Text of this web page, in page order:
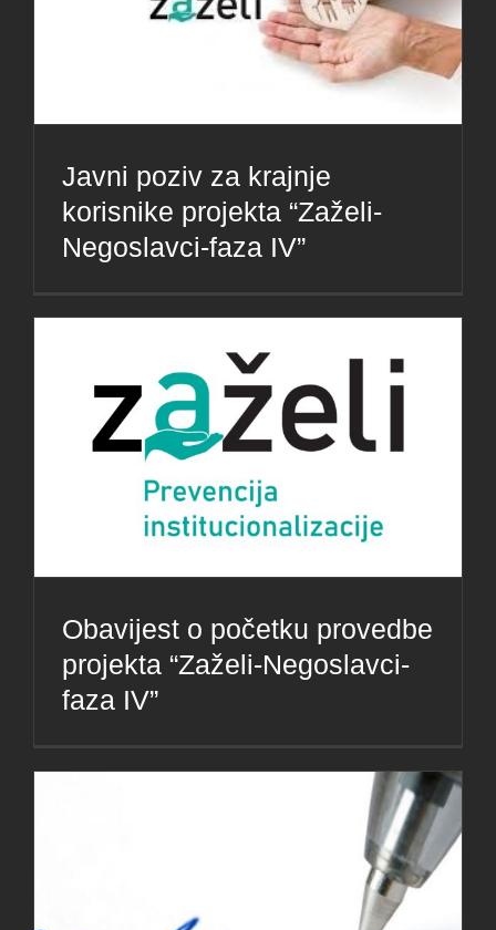
Javni poziv za krajnje
korisnike projekta “Zaželi-
Negoslavci-faza IV”
Obavijest o početku provedbe
projekta “Zaželi-Negoslavci-
faza IV”